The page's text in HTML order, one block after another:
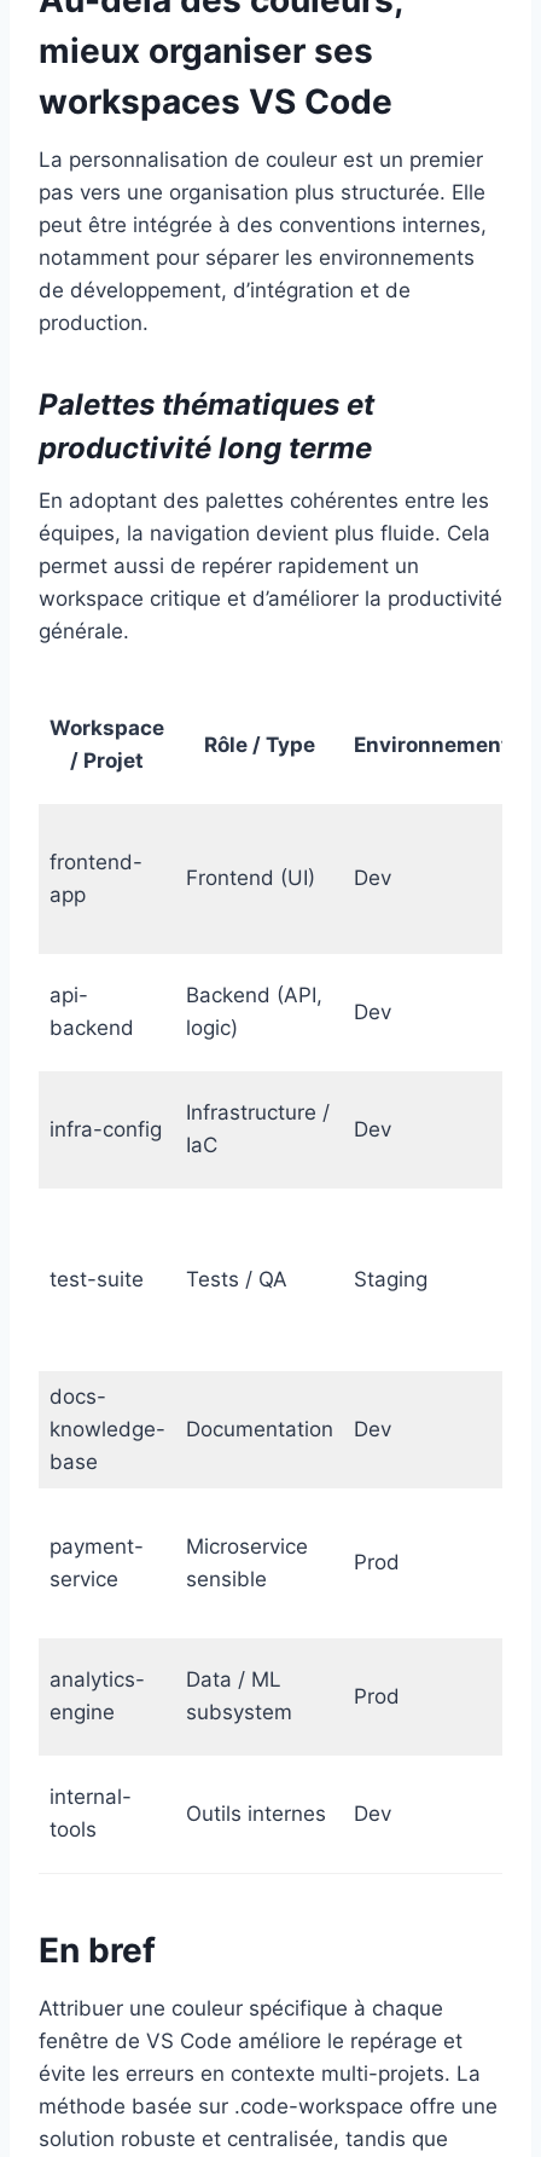
mieux organiser ses
workspaces VS Code
La personnalisation de couleur est un premier
pas vers une organisation plus structurée. Elle
peut être intégrée à des conventions internes,
notamment pour séparer les environnements
de développement, d’intégration et de
production.
Palettes thématiques et
productivité long terme
En adoptant des palettes cohérentes entre les
équipes, la navigation devient plus fluide. Cela
permet aussi de repérer rapidement un
workspace critique et d’améliorer la productivité
générale.
Workspace
/ Projet
Rôle / Type Environnement
frontend-
app
Frontend (UI) Dev
api-
backend
Backend (API,
logic)
Dev
infra-config
Infrastructure /
IaC
Dev
test-suite Tests / QA Staging
docs-
knowledge-
base
Documentation Dev
payment-
service
Microservice
sensible
Prod
analytics-
engine
Data / ML
subsystem
Prod
internal-
tools
Outils internes Dev
En bref
Attribuer une couleur spécifique à chaque
fenêtre de VS Code améliore le repérage et
évite les erreurs en contexte multi-projets. La
méthode basée sur .code-workspace offre une
solution robuste et centralisée, tandis que